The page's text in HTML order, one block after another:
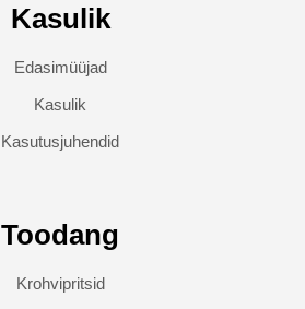
Kasulik
Edasimüüjad
Kasulik
Kasutusjuhendid
Toodang
Krohvipritsid